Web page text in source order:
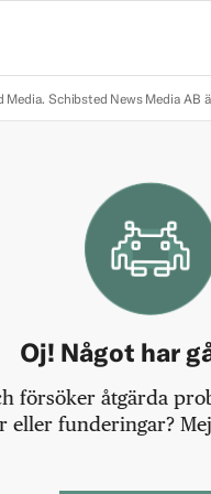
Media. Schibsted News Media AB
Oj! Något har
försöker åtgärda
eller funderingar?